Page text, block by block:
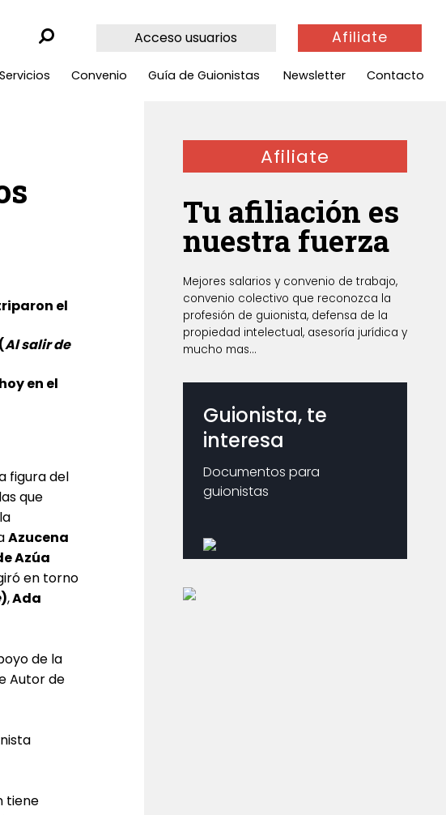
Acceso usuarios Afiliate
Servicios Convenio Guía de Guionistas Newsletter Contacto
el
Al salir de
en el
figura del
que
Azucena
Azúa
en torno
),Ada
de la
Autor de
tiene
Afiliate
Tu afiliación es
nuestra fuerza
Mejores salarios y convenio de trabajo,
convenio colectivo que reconozca la
profesión de guionista, defensa de la
propiedad intelectual, asesoría jurídica y
mucho mas...
Guionista, te
interesa
Documentos para
guionistas